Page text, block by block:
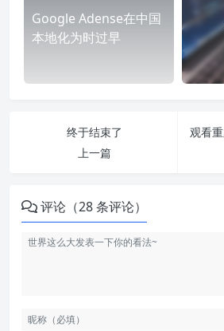
Google Adense在中国
本地化为时过早
终于结束了
上一篇
评论（28 条评论）